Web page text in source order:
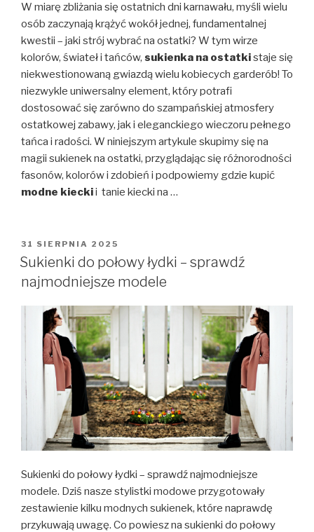
W miarę zbliżania się ostatnich dni karnawału, myśli wielu
osób zaczynają krążyć wokół jednej, fundamentalnej
kwestii – jaki strój wybrać na ostatki? W tym wirze
kolorów, świateł i tańców, sukienka na ostatkistaje się
niekwestionowaną gwiazdą wielu kobiecych garderób! To
niezwykle uniwersalny element, który potrafi
dostosować się zarówno do szampańskiej atmosfery
ostatkowej zabawy, jak i eleganckiego wieczoru pełnego
tańca i radości. W niniejszym artykule skupimy się na
magii sukienek na ostatki, przyglądając się różnorodności
fasonów, kolorów i zdobień i podpowiemy gdzie kupić
modne kieckii tanie kiecki na …
OPUBLIKOWANE
W
31 SIERPNIA 2025
Sukienki do połowy łydki – sprawdź
najmodniejsze modele
Sukienki do połowy łydki – sprawdź najmodniejsze
modele. Dziś nasze stylistki modowe przygotowały
zestawienie kilku modnych sukienek, które naprawdę
przykuwają uwagę. Co powiesz na sukienki do połowy